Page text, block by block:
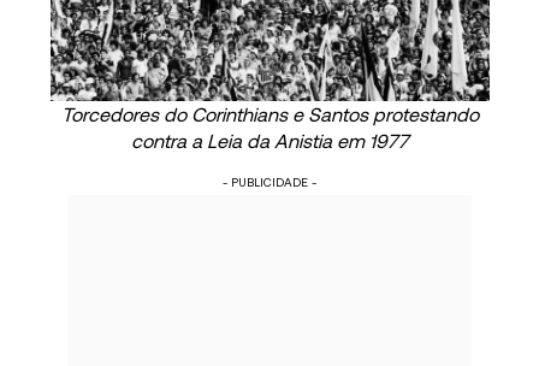
Torcedores do Corinthians e Santos protestando
contra a Leia da Anistia em 1977
- PUBLICIDADE -